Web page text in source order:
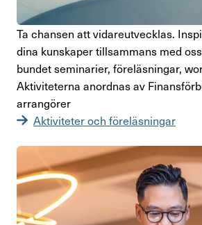
Ta chansen att vida­re­ut­vecklas.
dina kunskaper till­sam­mans med
bundet semi­na­rier, före­läs­ningar,
Akti­vi­te­terna anordnas av
arran­görer
Akti­vi­teter och före­läs­ningar